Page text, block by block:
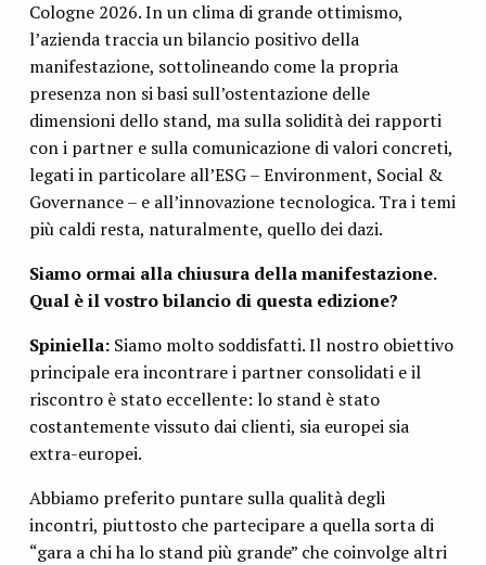
Cologne 2026. In un clima di grande ottimismo,
l’azienda traccia un bilancio positivo della
manifestazione, sottolineando come la propria
presenza non si basi sull’ostentazione delle
dimensioni dello stand, ma sulla solidità dei rapporti
con i partner e sulla comunicazione di valori concreti,
legati in particolare all’ESG – Environment, Social &
Governance – e all’innovazione tecnologica. Tra i temi
più caldi resta, naturalmente, quello dei dazi.
Siamo ormai alla chiusura della manifestazione.
Qual è il vostro bilancio di questa edizione?
Spiniella:Siamo molto soddisfatti. Il nostro obiettivo
principale era incontrare i partner consolidati e il
riscontro è stato eccellente: lo stand è stato
costantemente vissuto dai clienti, sia europei sia
extra-europei.
Abbiamo preferito puntare sulla qualità degli
incontri, piuttosto che partecipare a quella sorta di
“gara a chi ha lo stand più grande” che coinvolge altri